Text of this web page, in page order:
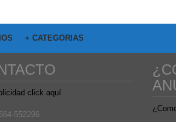
+ CATEGORIAS
click aquí
552296